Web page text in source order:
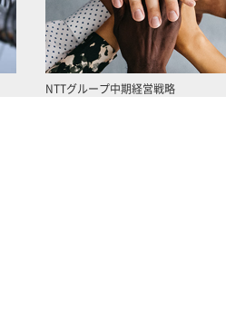
NTTグループ中期経営戦略